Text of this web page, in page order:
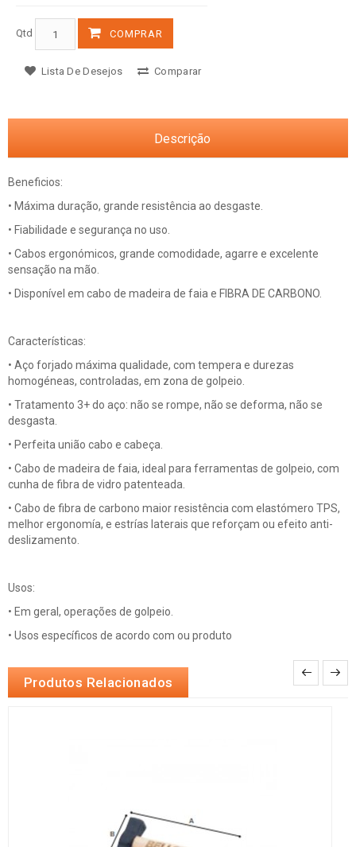
Qtd COMPRAR
Lista De Desejos Comparar
Descrição
Beneficios:
• Máxima duração, grande resistência ao desgaste.
• Fiabilidade e segurança no uso.
• Cabos ergonómicos, grande comodidade, agarre e excelente
sensação na mão.
• Disponível em cabo de madeira de faia e FIBRA DE CARBONO.
Características:
• Aço forjado máxima qualidade, com tempera e durezas
homogéneas, controladas, em zona de golpeio.
• Tratamento 3+ do aço: não se rompe, não se deforma, não se
desgasta.
• Perfeita união cabo e cabeça.
• Cabo de madeira de faia, ideal para ferramentas de golpeio, com
cunha de fibra de vidro patenteada.
• Cabo de fibra de carbono maior resistência com elastómero TPS,
melhor ergonomía, e estrías laterais que reforçam ou efeito anti-
deslizamento.
Usos:
• Em geral, operações de golpeio.
• Usos específicos de acordo com ou produto
Produtos Relacionados